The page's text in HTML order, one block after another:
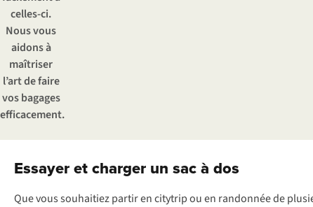
celles-ci.
Nous vous
aidons à
maîtriser
l’art de faire
vos bagages
efficacement.
Essayer et charger un sac à dos
Que vous souhaitiez partir en citytrip ou en randonnée de